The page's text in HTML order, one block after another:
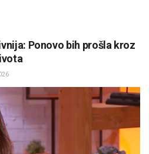
Ponovo bih prošla kroz